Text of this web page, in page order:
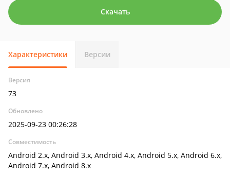
Скачать
Характеристики Версии
Версия
73
Обновлено
2025-09-23 00:26:28
Совместимость
Android 2.x, Android 3.x, Android 4.x, Android 5.x, Android 6.x,
Android 7.x, Android 8.x